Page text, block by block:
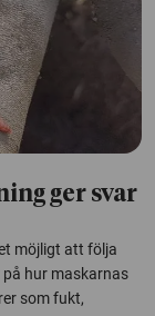
ger svar
möjligt att följa
på hur maskarnas
som fukt,